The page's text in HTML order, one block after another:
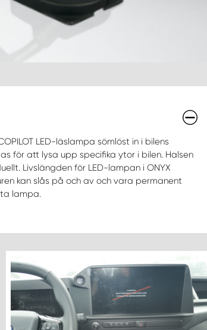
LED-läslampa sömlöst in i bilens
för att lysa upp specifika ytor i bilen. Halsen
Livslängden för LED-lampan i ONYX
kan slås på och av och vara permanent
lampa.